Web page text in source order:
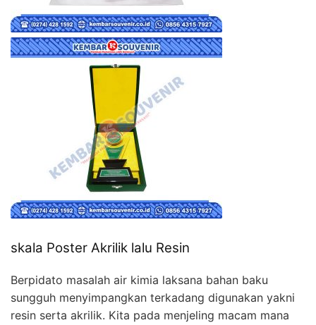
skala Poster Akrilik lalu Resin
Berpidato masalah air kimia laksana bahan baku
sungguh menyimpangkan terkadang digunakan yakni
resin serta akrilik. Kita pada menjeling macam mana